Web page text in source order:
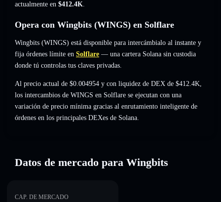
actualmente en $412.4K.
Opera con Wingbits (WINGS) en Solflare
Wingbits (WINGS) está disponible para intercámbialo al instante y
fija órdenes límite en Solflare — una cartera Solana sin custodia
donde tú controlas tus claves privadas.
Al precio actual de $0.004954 y con liquidez de DEX de $412.4K,
los intercambios de WINGS en Solflare se ejecutan con una
variación de precio mínima gracias al enrutamiento inteligente de
órdenes en los principales DEXes de Solana.
Datos de mercado para Wingbits
CAP. DE MERCADO